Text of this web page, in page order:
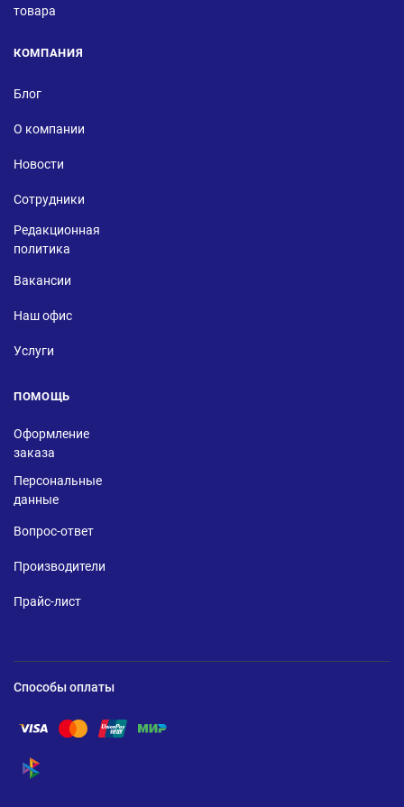
товара
КОМПАНИЯ
Блог
О компании
Новости
Сотрудники
Редакционная
политика
Вакансии
Наш офис
Услуги
ПОМОЩЬ
Оформление
заказа
Персональные
данные
Вопрос-ответ
Производители
Прайс-лист
Способы оплаты
Помощь по оплате Visa
Помощь по оплате Mastercard
Помощь по оплате UnionPay
Помощь по оплате Мир
Помощь по оплате СБП